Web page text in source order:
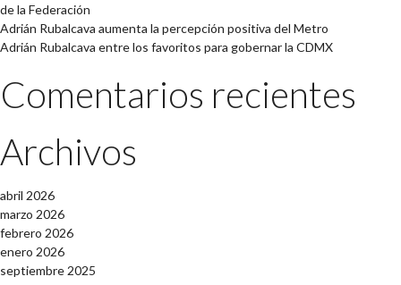
de la Federación
Adrián Rubalcava aumenta la percepción positiva del Metro
Adrián Rubalcava entre los favoritos para gobernar la CDMX
Comentarios recientes
Archivos
abril 2026
marzo 2026
febrero 2026
enero 2026
septiembre 2025